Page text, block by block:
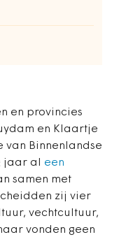
en provincies
en Klaartje
van Binnenlandse
jaar al een
samen met
zij vier
vechtcultuur,
vonden geen